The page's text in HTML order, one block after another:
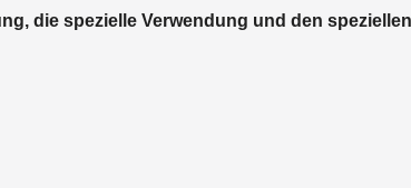
die spezielle Verwendung und den